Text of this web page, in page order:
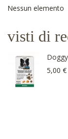
Nessun elemento
visti di
5,00 €